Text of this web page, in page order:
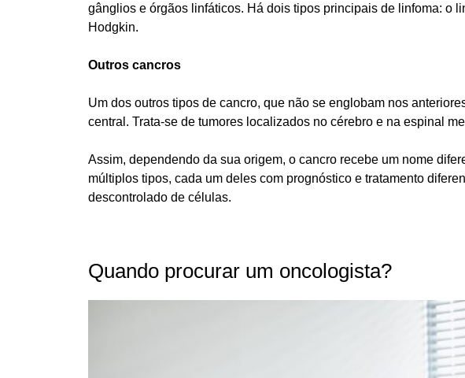
gânglios e órgãos linfáticos. Há dois tipos principais de linfoma: o
Hodgkin.
Outros cancros
Um dos outros tipos de cancro, que não se englobam nos
central. Trata-se de tumores localizados no cérebro e na espinal
Assim, dependendo da sua origem, o cancro recebe um nome
múltiplos tipos, cada um deles com prognóstico e tratamento
descontrolado de células.
Quando procurar um oncologista?